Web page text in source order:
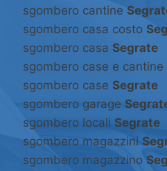
sgombero cantine
sgombero casa costo
sgombero casa Segrate
sgombero case e cantine
sgombero case Segrate
sgombero garage
sgombero locali Segrate
sgombero magazzini
sgombero magazzino